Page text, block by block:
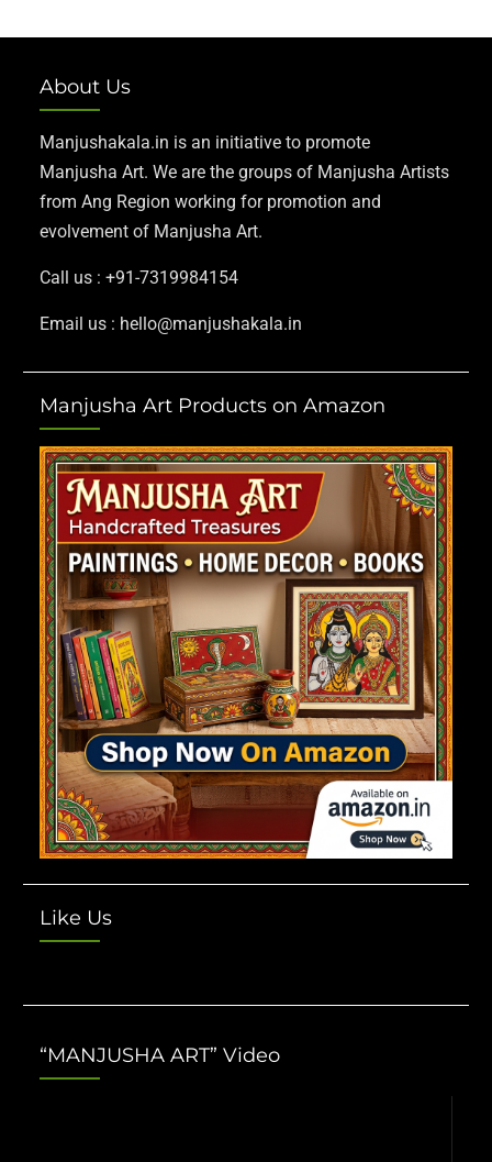
About Us
Manjushakala.in is an initiative to promote
Manjusha Art. We are the groups of Manjusha Artists
from Ang Region working for promotion and
evolvement of Manjusha Art.
Call us : +91-7319984154
Email us : hello@manjushakala.in
Manjusha Art Products on Amazon
Like Us
“MANJUSHA ART” Video